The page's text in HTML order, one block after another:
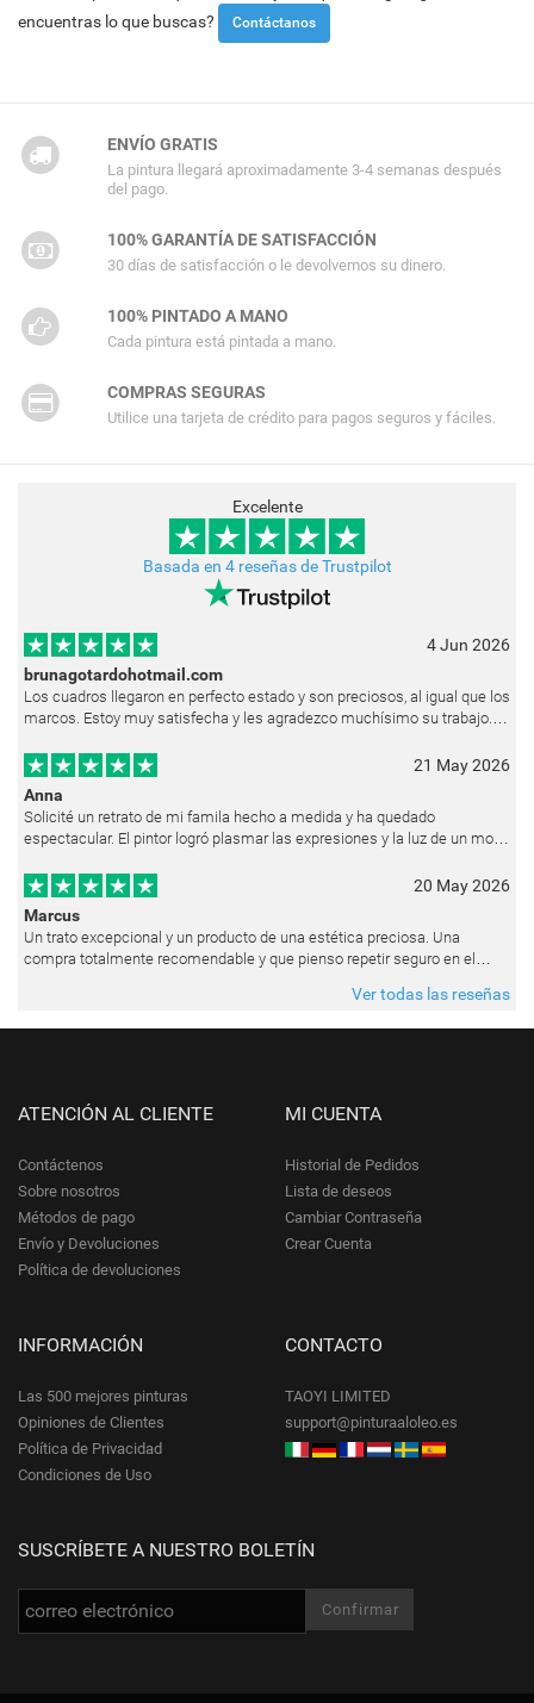
encuentras lo que buscas?
Contáctanos
ENVÍO GRATIS
La pintura llegará aproximadamente 3-4 semanas después
del pago.
100% GARANTÍA DE SATISFACCIÓN
30 días de satisfacción o le devolvemos su dinero.
100% PINTADO A MANO
Cada pintura está pintada a mano.
COMPRAS SEGURAS
Utilice una tarjeta de crédito para pagos seguros y fáciles.
Excelente
Basada en 4 reseñas de Trustpilot
4 Jun 2026
brunagotardohotmail.com
Los cuadros llegaron en perfecto estado y son preciosos, al igual que los
marcos. Estoy muy satisfecha y les agradezco muchísimo su trabajo.
21 May 2026
Anna
Solicité un retrato de mi famila hecho a medida y ha quedado
espectacular. El pintor logró plasmar las expresiones y la luz de un modo
20 May 2026
Marcus
Un trato excepcional y un producto de una estética preciosa. Una
compra totalmente recomendable y que pienso repetir seguro en el
Ver todas las reseñas
ATENCIÓN AL CLIENTE
Contáctenos
Sobre nosotros
Métodos de pago
Envío y Devoluciones
Política de devoluciones
MI CUENTA
Historial de Pedidos
Lista de deseos
Cambiar Contraseña
Crear Cuenta
INFORMACIÓN
Las 500 mejores pinturas
Opiniones de Clientes
Política de Privacidad
Condiciones de Uso
CONTACTO
TAOYI LIMITED
support@pinturaaloleo.es
SUSCRÍBETE A NUESTRO BOLETÍN